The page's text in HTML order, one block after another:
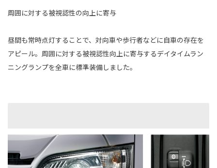
周囲に対する被視認性の向上に寄与
昼間も常時点灯することで、対向車や歩行者などに自車の存在を
アピール。周囲に対する被視認性向上に寄与するデイタイムラン
ニングランプを全車に標準装備しました。